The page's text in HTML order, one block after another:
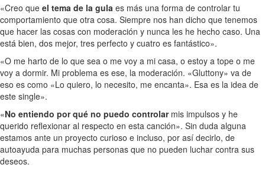
«Creo que el tema de la gula es más una forma de controlar tu
comportamiento que otra cosa. Siempre nos han dicho que tenemos
que hacer las cosas con moderación y nunca les he hecho caso. Una
está bien, dos mejor, tres perfecto y cuatro es fantástico».
«O me harto de lo que sea o me voy a mi casa, o estoy a tope o me
voy a dormir. Mi problema es ese, la moderación. «Gluttony» va de
eso es como «Lo quiero, lo necesito, me encanta». Esa es la idea de
este single».
«No entiendo por qué no puedo controlarmis impulsos y he
querido reflexionar al respecto en esta canción». Sin duda alguna
estamos ante un proyecto curioso e incluso, por así decirlo, de
autoayuda para muchas personas que no pueden luchar contra sus
deseos.